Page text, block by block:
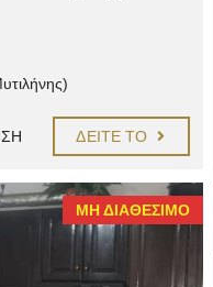
ΔΕΊΤΕ ΤΟ
ΜΗ ΔΙΑΘΈΣΙΜΟ